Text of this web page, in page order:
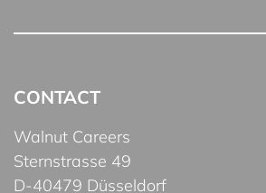
CONTACT
Walnut Careers
Sternstrasse 49
D-40479 Düsseldorf